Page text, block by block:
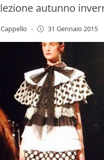
autunno
- 31 Gennaio 2015